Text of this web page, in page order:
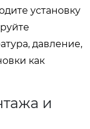
установку
давление,
как
и